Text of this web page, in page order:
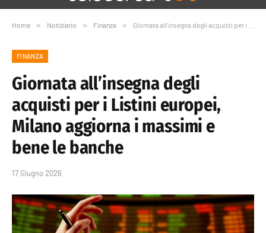
Home » Notiziario » Finanza » Giornata all’insegna degli acquisti per i Listini europei, Milano aggiorna i massimi e bene le banche
FINANZA
Giornata all’insegna degli
acquisti per i Listini europei,
Milano aggiorna i massimi e
bene le banche
17 Giugno 2026